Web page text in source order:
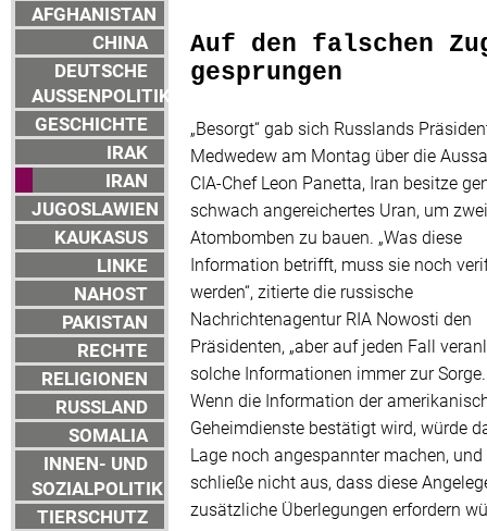
AFGHANISTAN
CHINA
DEUTSCHE
AUSSENPOLITIK
GESCHICHTE
IRAK
IRAN
JUGOSLAWIEN
KAUKASUS
LINKE
NAHOST
PAKISTAN
RECHTE
RELIGIONEN
RUSSLAND
SOMALIA
INNEN- UND
SOZIALPOLITIK
TIERSCHUTZ
Auf den falschen
gesprungen
„Besorgt“ gab sich Russlands
Medwedew am Montag über die
CIA-Chef Leon Panetta, Iran besitze
schwach angereichertes Uran, um zwei
Atombomben zu bauen. „Was diese
Information betrifft, muss sie noch
werden“, zitierte die russische
Nachrichtenagentur RIA Nowosti den
Präsidenten, „aber auf jeden Fall
solche Informationen immer zur
Wenn die Information der
Geheimdienste bestätigt wird, würde
Lage noch angespannter machen,
schließe nicht aus, dass diese
zusätzliche Überlegungen erfordern